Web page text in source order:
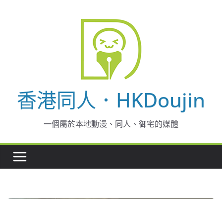
香港同人．HKDoujin
一個屬於本地動漫、同人、御宅的媒體